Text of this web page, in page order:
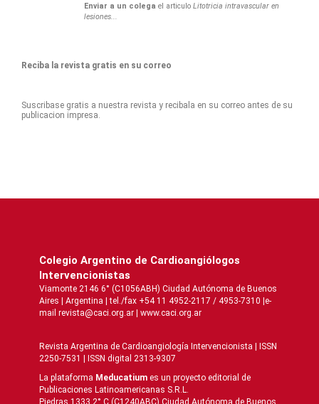
Enviar a un colega el articuloLitotricia intravascular en
lesiones...
Reciba la revista gratis en su correo
Suscribase gratis a nuestra revista y recibala en su correo antes de su
publicacion impresa.
Colegio Argentino de Cardioangiólogos
Intervencionistas
Viamonte 2146 6° (C1056ABH) Ciudad Autónoma de Buenos
Aires | Argentina | tel./fax +54 11 4952-2117 / 4953-7310 |e-
mail revista@caci.org.ar | www.caci.org.ar
Revista Argentina de Cardioangiologí­a Intervencionista | ISSN
2250-7531 | ISSN digital 2313-9307
La plataforma Meducatium es un proyecto editorial de
Publicaciones Latinoamericanas S.R.L.
Piedras 1333 2° C (C1240ABC) Ciudad Autónoma de Buenos